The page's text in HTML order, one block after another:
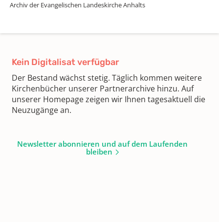
Archiv der Evangelischen Landeskirche Anhalts
Kein Digitalisat verfügbar
Der Bestand wächst stetig. Täglich kommen weitere
Kirchenbücher unserer Partnerarchive hinzu. Auf
unserer Homepage zeigen wir Ihnen tagesaktuell die
Neuzugänge an.
Newsletter abonnieren und auf dem Laufenden
bleiben